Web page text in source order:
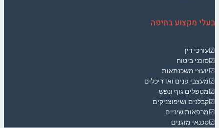
בעלי מקצוע בחיפה
☑עורכי דין
☑סוכני ביטוח
☑יועצי משכנתאות
☑מעצבי פנים ואדריכלים
☑מטפלים גוף ונפש
☑קבלנים ושיפוצניקים
☑מרפאות שיניים
☑טכנאי מזגנים